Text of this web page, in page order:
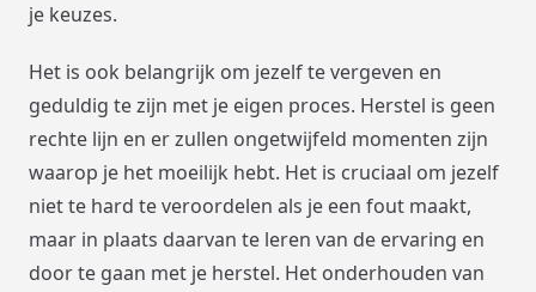
je keuzes.
Het is ook belangrijk om jezelf te vergeven en
geduldig te zijn met je eigen proces. Herstel is geen
rechte lijn en er zullen ongetwijfeld momenten zijn
waarop je het moeilijk hebt. Het is cruciaal om jezelf
niet te hard te veroordelen als je een fout maakt,
maar in plaats daarvan te leren van de ervaring en
door te gaan met je herstel. Het onderhouden van